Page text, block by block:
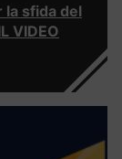
la sfida del
VIDEO